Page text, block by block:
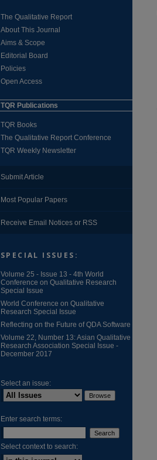
The Qualitative Report
About This Journal
Aims & Scope
Editorial Board
Policies
Open Access
TQR Publications
TQR Books
The Qualitative Report Conference
TQR Weekly Newsletter
Submit Article
Most Popular Papers
Receive Email Notices or RSS
SPECIAL ISSUES:
Volume 25 - Issue 13 - 4th World
Conference on Qualitative Research
Special Issue
World Conference on Qualitative
Research Special Issue
Reflecting on the Future of QDA Software
Volume 22, Number 13: Asian Qualitative
Research Association Special Issue -
December 2017
Select an issue:
Enter search terms:
Select context to search: